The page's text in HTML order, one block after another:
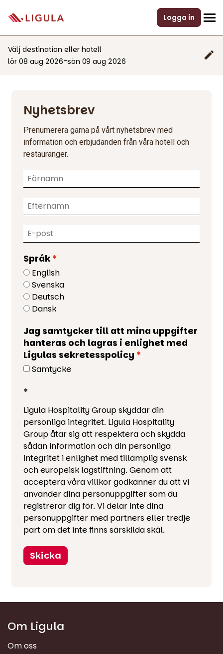
Logga in
Välj destination eller hotell
lör 08 aug 2026-sön 09 aug 2026
Nyhetsbrev
Prenumerera gärna på vårt nyhetsbrev med
information och erbjudanden från våra hotell och
restauranger.
Språk
English
Svenska
Deutsch
Dansk
Jag samtycker till att mina uppgifter
hanteras och lagras i enlighet med
Ligulas sekretesspolicy
Samtycke
*
Ligula Hospitality Group skyddar din
personliga integritet. Ligula Hospitality
Group åtar sig att respektera och skydda
sådan information och din personliga
integritet i enlighet med tillämplig svensk
och europeisk lagstiftning. Genom att
acceptera våra villkor godkänner du att vi
använder dina personuppgifter som du
registrerar dig för. Vi delar inte dina
personuppgifter med partners eller tredje
part om det inte finns särskilda skäl.
Skicka
Om Ligula
Om oss